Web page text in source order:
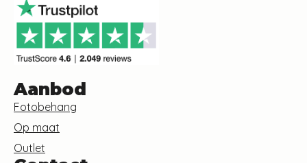
Aanbod
Fotobehang
Op maat
Outlet